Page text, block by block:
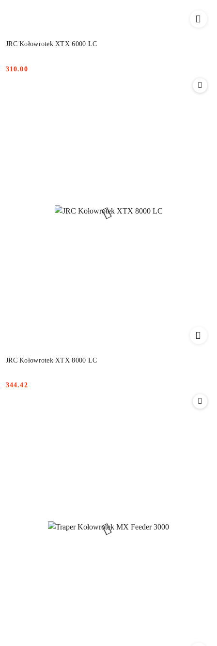
JRC Kołowrotek XTX 6000 LC
Cena:
310.00
JRC Kołowrotek XTX 8000 LC
Cena:
344.42